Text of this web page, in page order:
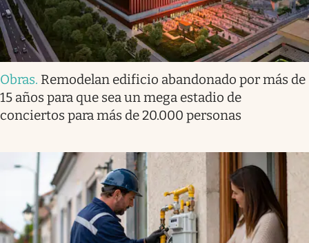
Obras. Remodelan edificio abandonado por más de
15 años para que sea un mega estadio de
conciertos para más de 20.000 personas